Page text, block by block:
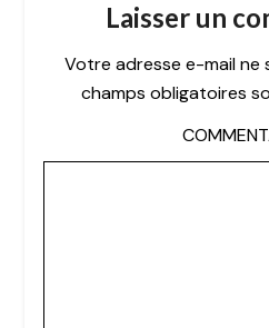
Laisser un
Votre adresse e-mail ne
champs obligatoires